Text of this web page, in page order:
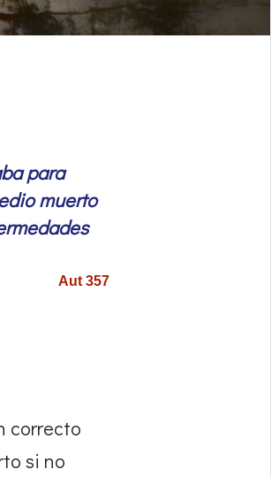
para
muerto
Aut 357
correcto
si no